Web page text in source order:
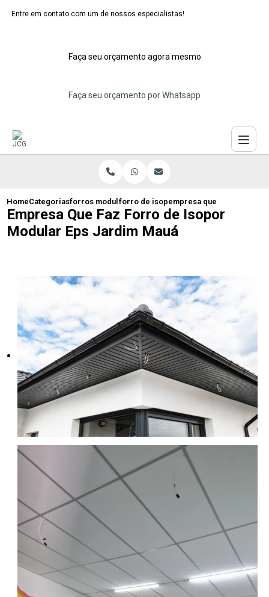
Entre em contato com um de nossos especialistas!
Faça seu orçamento agora mesmo
Faça seu orçamento por Whatsapp
HomeCategoriasforros modulares de isopor
forro de isopor modulado santo andre
empresa que faz forro de
Empresa Que Faz Forro de Isopor
Modular Eps Jardim Mauá